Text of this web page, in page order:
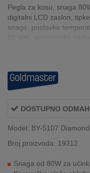
GAME
MOJ
NALOG
AKCIJE
BRENDOVI
U
Pegla za kosu, snaga
digitalni LCD zaslon,
snage, postavke
DOSTUPNO ODMAH
Model: BY-5107
Broj proizvoda: 19312
Snaga od 80W za